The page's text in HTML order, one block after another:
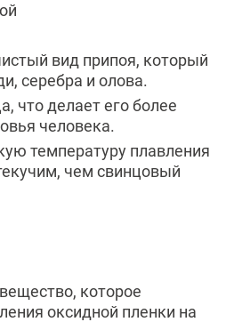
вид припоя, который
серебра и олова.
что делает его более
человека.
температуру плавления
чем свинцовый
которое
оксидной пленки на